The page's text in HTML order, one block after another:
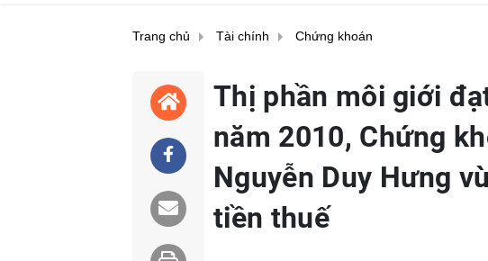
Trang chủ Tài chính Chứng khoán
Thị phần môi giới
năm 2010, Chứng
Nguyễn Duy Hưng
tiền thuế